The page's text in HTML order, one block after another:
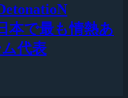
本で最も情熱あ
代表